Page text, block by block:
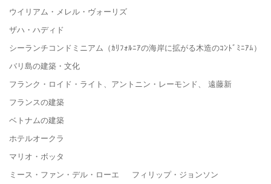
ウイリアム・メレル・ヴォーリズ
ザハ・ハディド
シーランチコンドミニアム（ｶﾘﾌｫﾙﾆｱの海岸に拡がる木造のｺﾝﾄﾞﾐﾆｱﾑ）
バリ島の建築・文化
フランク・ロイド・ライト、アントニン・レーモンド、 遠藤新
フランスの建築
ベトナムの建築
ホテルオークラ
マリオ・ボッタ
ミース・ファン・デル・ローエ フィリップ・ジョンソン